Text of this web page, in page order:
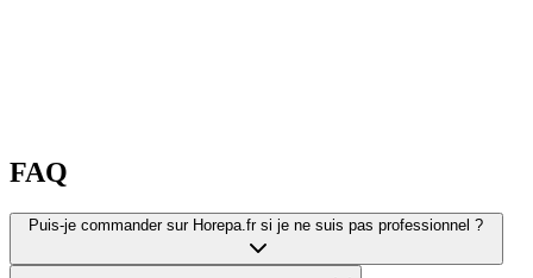
FAQ
Puis-je commander sur Horepa.fr si je ne suis pas professionnel ?